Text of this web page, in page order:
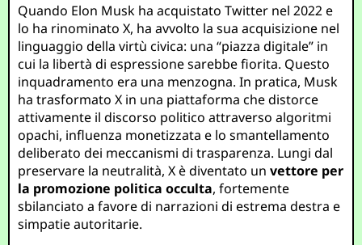
Quando Elon Musk ha acquistato Twitter nel 2022 e
lo ha rinominato X, ha avvolto la sua acquisizione nel
linguaggio della virtù civica: una “piazza digitale” in
cui la libertà di espressione sarebbe fiorita. Questo
inquadramento era una menzogna. In pratica, Musk
ha trasformato X in una piattaforma che distorce
attivamente il discorso politico attraverso algoritmi
opachi, influenza monetizzata e lo smantellamento
deliberato dei meccanismi di trasparenza. Lungi dal
preservare la neutralità, X è diventato unvettore per
la promozione politica occulta, fortemente
sbilanciato a favore di narrazioni di estrema destra e
simpatie autoritarie.